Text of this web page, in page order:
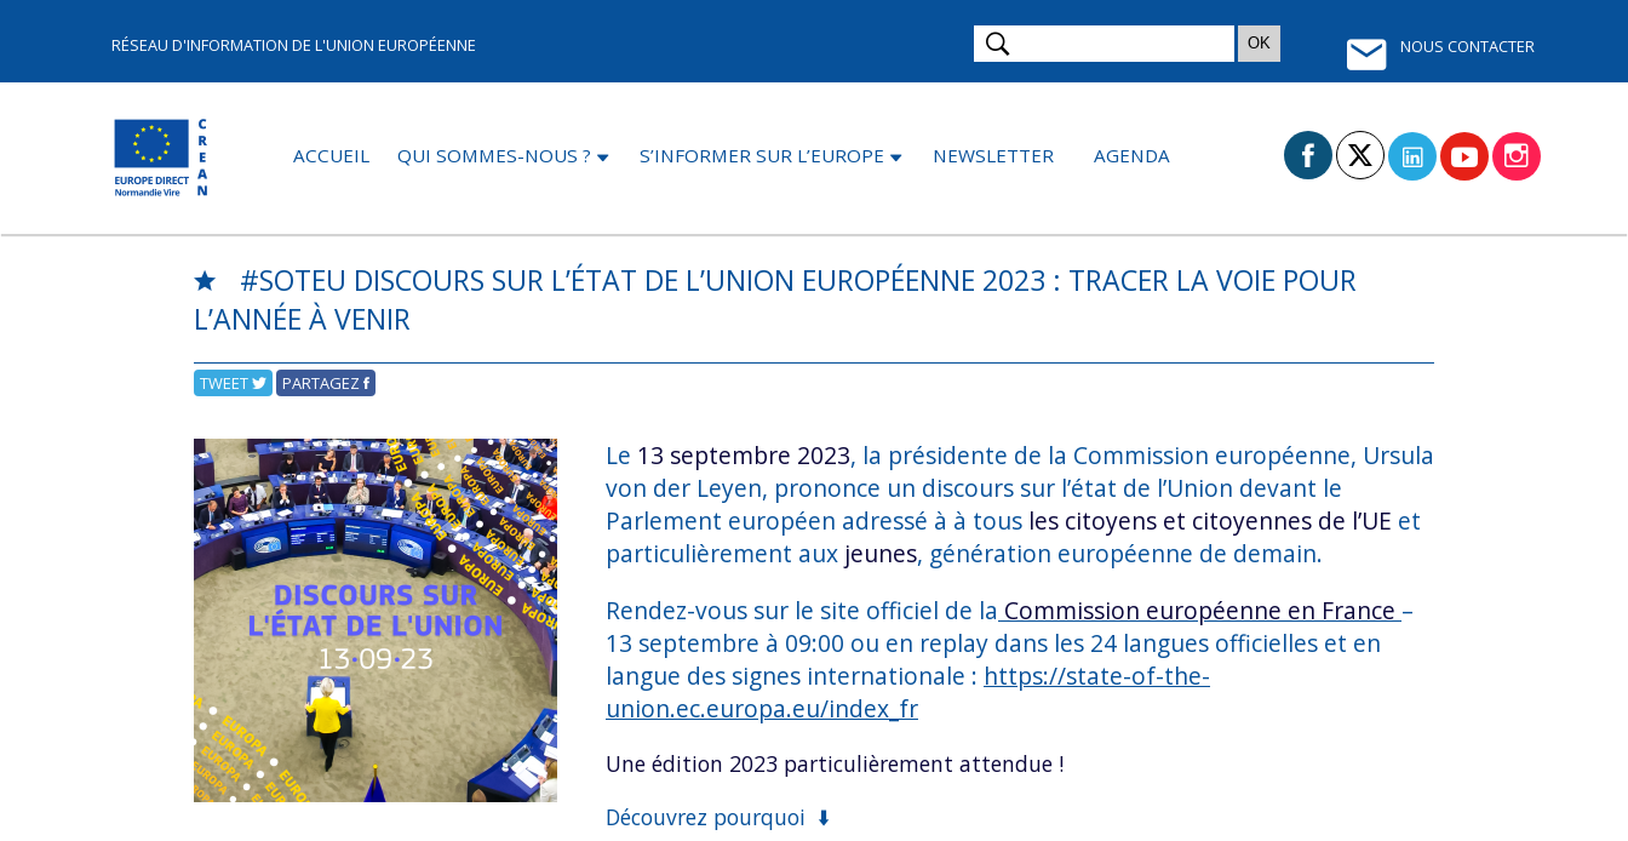
RÉSEAU D'INFORMATION DE L'UNION EUROPÉENNE NOUS CONTACTER
ACCUEIL QUI SOMMES-NOUS ? S’INFORMER SUR L’EUROPE NEWSLETTER AGENDA
#SOTEU DISCOURS SUR L’ÉTAT DE L’UNION EUROPÉENNE 2023 : TRACER LA VOIE POUR
L’ANNÉE À VENIR
TWEET PARTAGEZ
Le 13 septembre 2023, la présidente de la Commission européenne, Ursula
von der Leyen, prononce un discours sur l’état de l’Union devant le
Parlement européen adressé à à tous les citoyens et citoyennes de l’UE et
particulièrement aux jeunes, génération européenne de demain.
Rendez-vous sur le site officiel de la Commission européenne en France –
13 septembre à 09:00 ou en replay dans les 24 langues officielles et en
langue des signes internationale : https://state-of-the-
union.ec.europa.eu/index_fr
Une édition 2023 particulièrement attendue !
Découvrez pourquoi ⬇️